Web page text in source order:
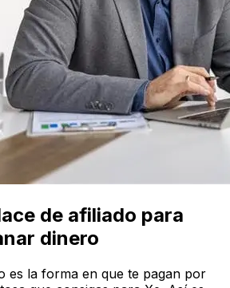
de afiliado para
dinero
es la forma en que te pagan por